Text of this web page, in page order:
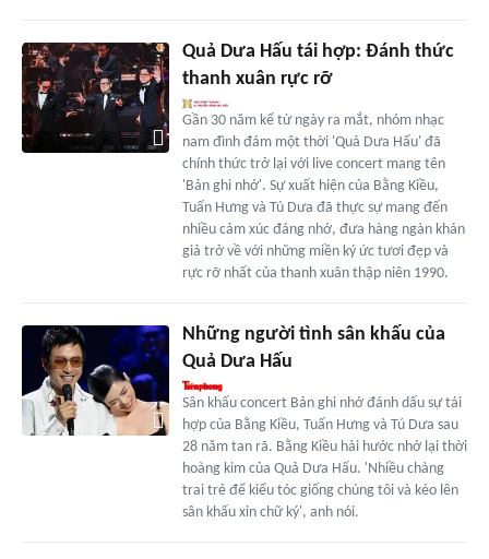
Quả Dưa Hấu tái hợp: Đánh thức
thanh xuân rực rỡ
Gần 30 năm kể từ ngày ra mắt, nhóm nhạc
nam đình đám một thời 'Quả Dưa Hấu' đã
chính thức trở lại với live concert mang tên
'Bản ghi nhớ'. Sự xuất hiện của Bằng Kiều,
Tuấn Hưng và Tú Dưa đã thực sự mang đến
nhiều cảm xúc đáng nhớ, đưa hàng ngàn khán
giả trở về với những miền ký ức tươi đẹp và
rực rỡ nhất của thanh xuân thập niên 1990.
Những người tình sân khấu của
Quả Dưa Hấu
Sân khấu concert Bản ghi nhớ đánh dấu sự tái
hợp của Bằng Kiều, Tuấn Hưng và Tú Dưa sau
28 năm tan rã. Bằng Kiều hài hước nhớ lại thời
hoàng kim của Quả Dưa Hấu. 'Nhiều chàng
trai trẻ để kiểu tóc giống chúng tôi và kéo lên
sân khấu xin chữ ký', anh nói.